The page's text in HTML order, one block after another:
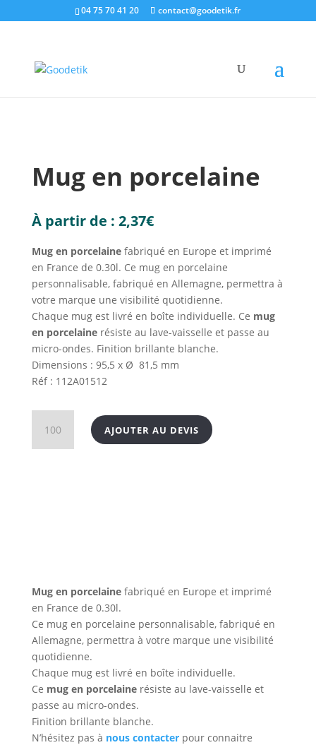
04 75 70 41 20 contact@goodetik.fr
e-shop/Made in Europe Objets made in Europe
Mug en porcelaine
À partir de : 2,37€
Mug en porcelainefabriqué en Europe et imprimé
en France de 0.30l. Ce mug en porcelaine
personnalisable, fabriqué en Allemagne, permettra à
votre marque une visibilité quotidienne.
Chaque mug est livré en boîte individuelle. Ce mug
en porcelaine résiste au lave-vaisselle et passe au
micro-ondes. Finition brillante blanche.
Dimensions : 95,5 x Ø 81,5 mm
Réf : 112A01512
Mug
AJOUTER AU DEVIS
Mug en porcelainefabriqué en Europe et imprimé
en France de 0.30l.
Ce mug en porcelaine personnalisable, fabriqué en
Allemagne, permettra à votre marque une visibilité
quotidienne.
Chaque mug est livré en boîte individuelle.
Ce mug en porcelaine résiste au lave-vaisselle et
passe au micro-ondes.
Finition brillante blanche.
N’hésitez pas à nous contacterpour connaitre